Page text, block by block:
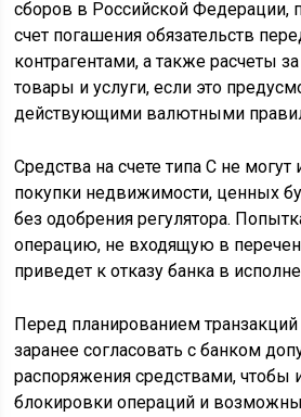
сборов в Российской Федерации,
счет погашения обязательств
контрагентами, а также расчеты
товары и услуги, если это
действующими валютными
Средства на счете типа С не могут
покупки недвижимости, ценных
без одобрения регулятора.
операцию, не входящую в
приведет к отказу банка в
Перед планированием
заранее согласовать с банком
распоряжения средствами, чтобы
блокировки операций и